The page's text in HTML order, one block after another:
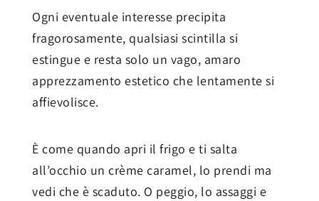
Ogni eventuale interesse precipita
fragorosamente, qualsiasi scintilla si
estingue e resta solo un vago, amaro
apprezzamento estetico che lentamente si
affievolisce.
È come quando apri il frigo e ti salta
all’occhio un crème caramel, lo prendi ma
vedi che è scaduto. O peggio, lo assaggi e